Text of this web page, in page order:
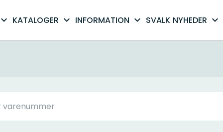
expand_more KATALOGER expand_more INFORMATION expand_more SVALK NYHEDER expand_more